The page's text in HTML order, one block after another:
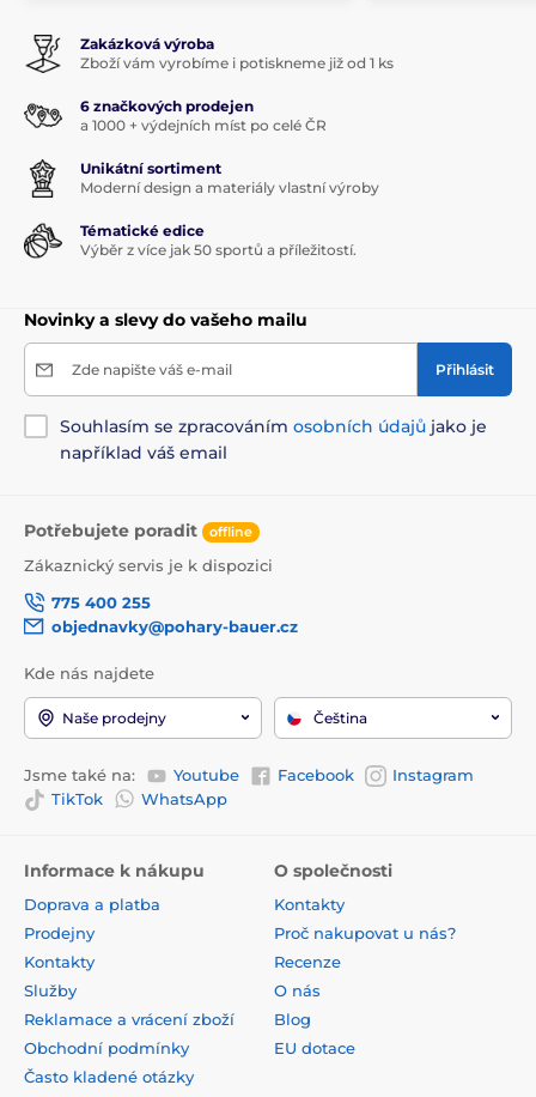
Zakázková výroba
Zboží vám vyrobíme i potiskneme již od 1 ks
6 značkových prodejen
a 1000 + výdejních míst po celé ČR
Unikátní sortiment
Moderní design a materiály vlastní výroby
Tématické edice
Výběr z více jak 50 sportů a příležitostí.
Novinky a slevy do vašeho mailu
Zde napište váš e-mail Přihlásit
Souhlasím se zpracováním osobních údajů jako je
například váš email
Potřebujete poradit offline
Zákaznický servis je k dispozici
775 400 255
objednavky@pohary-bauer.cz
Kde nás najdete
Naše prodejny Čeština
Jsme také na: Youtube Facebook
Instagram
TikTok
WhatsApp
Informace k nákupu
Doprava a platba
Prodejny
Kontakty
Služby
Reklamace a vrácení zboží
Obchodní podmínky
Často kladené otázky
O společnosti
Kontakty
Proč nakupovat u nás?
Recenze
O nás
Blog
EU dotace